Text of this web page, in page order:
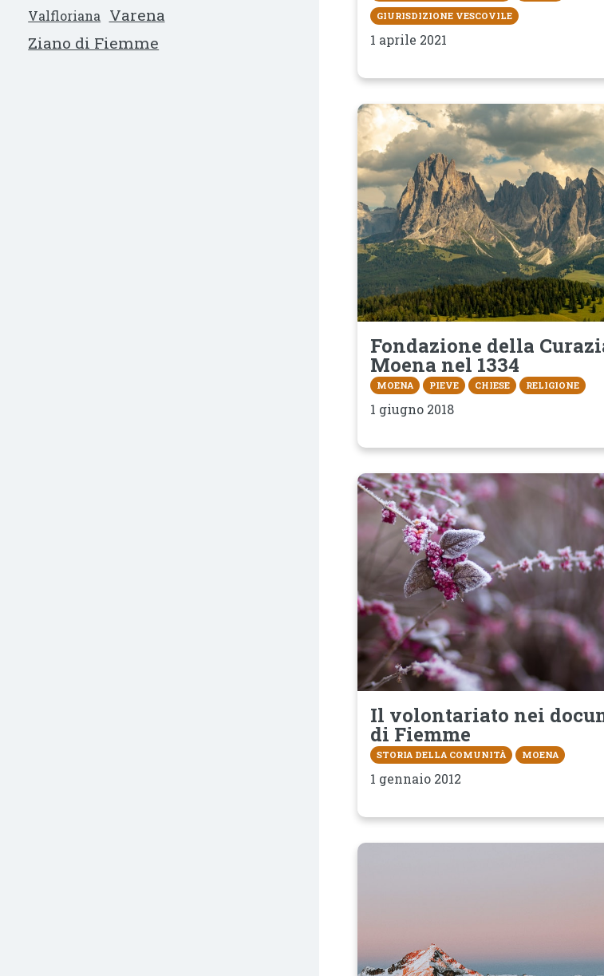
Valfloriana
Varena
Ziano di Fiemme
GIURISDIZIONE VESCOVILE
1 aprile 2021
Fondazione della
Moena nel 1334
MOENA PIEVE CHIESE RELIGIONE
1 giugno 2018
Il volontariato nei
di Fiemme
STORIA DELLA COMUNITÀ MOENA
1 gennaio 2012